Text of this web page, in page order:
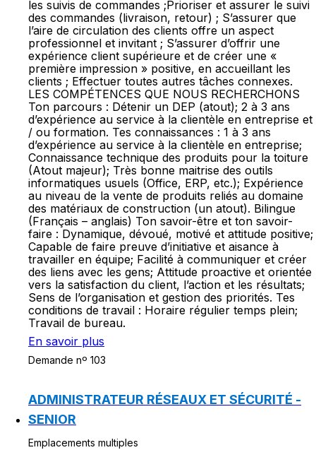
les suivis de commandes ;Prioriser et assurer le suivi
des commandes (livraison, retour) ; S’assurer que
l’aire de circulation des clients offre un aspect
professionnel et invitant ; S’assurer d’offrir une
expérience client supérieure et de créer une «
première impression » positive, en accueillant les
clients ; Effectuer toutes autres tâches connexes.
LES COMPÉTENCES QUE NOUS RECHERCHONS
Ton parcours : Détenir un DEP (atout); 2 à 3 ans
d’expérience au service à la clientèle en entreprise et
/ ou formation. Tes connaissances : 1 à 3 ans
d’expérience au service à la clientèle en entreprise;
Connaissance technique des produits pour la toiture
(Atout majeur); Très bonne maitrise des outils
informatiques usuels (Office, ERP, etc.); Expérience
au niveau de la vente de produits reliés au domaine
des matériaux de construction (un atout). Bilingue
(Français – anglais) Ton savoir-être et ton savoir-
faire : Dynamique, dévoué, motivé et attitude positive;
Capable de faire preuve d’initiative et aisance à
travailler en équipe; Facilité à communiquer et créer
des liens avec les gens; Attitude proactive et orientée
vers la satisfaction du client, l’action et les résultats;
Sens de l’organisation et gestion des priorités. Tes
conditions de travail : Horaire régulier temps plein;
Travail de bureau.
En savoir plus
Demande nº 103
ADMINISTRATEUR RÉSEAUX ET SÉCURITÉ -
SENIOR
Emplacements multiples